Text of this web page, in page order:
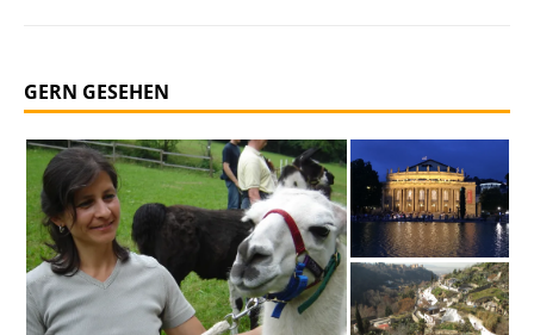
GERN GESEHEN